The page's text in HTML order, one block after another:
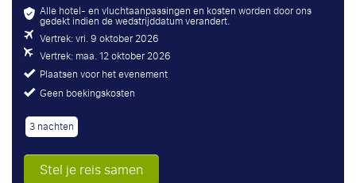
Alle hotel- en vluchtaanpassingen en kosten worden door ons
gedekt indien de wedstrijddatum verandert.
Vertrek: vri. 9 oktober 2026
Vertrek: maa. 12 oktober 2026
Plaatsen voor het evenement
Geen boekingskosten
3 nachten
Stel je reis samen